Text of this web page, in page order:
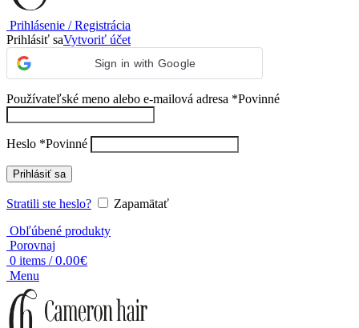
Prihlásenie / Registrácia
Prihlásiť saVytvoriť účet
Sign in with Google
Používateľské meno alebo e-mailová adresa *Povinné
Heslo *Povinné
Prihlásiť sa
Stratili ste heslo?
Zapamätať
Obľúbené produkty
Porovnaj
0 items / 0.00€
Menu